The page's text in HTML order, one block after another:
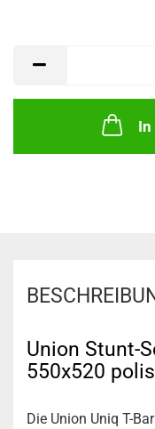
In
Union Stunt-
550x520
Die Union Uniq T-